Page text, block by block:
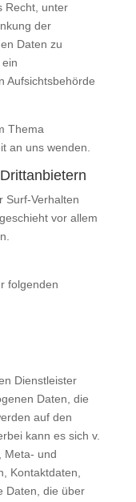
Recht, unter
der
Daten zu
Aufsichtsbehörde
Thema
an uns wenden.
Surf-Verhalten
vor allem
folgenden
Dienstleister
Daten, die
auf den
kann es sich v.
Meta- und
Kontaktdaten,
Daten, die über